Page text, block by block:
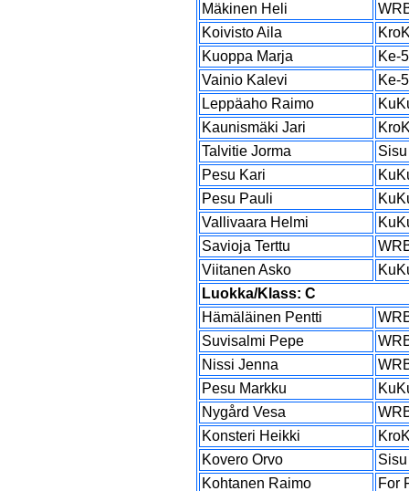
Mäkinen Heli
Koivisto Aila
Kuoppa Marja
Ke-
Vainio Kalevi
Ke-
Leppäaho Raimo
Kaunismäki Jari
Talvitie Jorma
Sisu
Pesu Kari
Pesu Pauli
Vallivaara Helmi
Savioja Terttu
Viitanen Asko
Luokka/Klass: C
Hämäläinen Pentti
Suvisalmi Pepe
Nissi Jenna
Pesu Markku
Nygård Vesa
Konsteri Heikki
Kovero Orvo
Sisu
Kohtanen Raimo
For